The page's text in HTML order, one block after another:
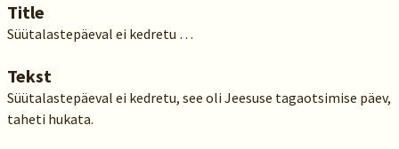
Title
Süütalastepäeval ei kedretu …
Tekst
Süütalastepäeval ei kedretu, see oli Jeesuse tagaotsimise päev,
taheti hukata.